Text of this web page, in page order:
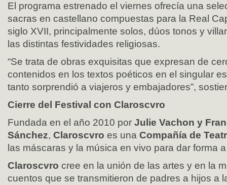
El programa estrenado el viernes ofrecía una
sacras en castellano compuestas para la Real
siglo XVII, principalmente solos, dúos tonos y
las distintas festividades religiosas.
“Se trata de obras exquisitas que expresan de
contenidos en los textos poéticos en el singular
tanto sorprendió a viajeros y embajadores”,
Cierre del Festival con Claroscvro
Fundada en el año 2010 por Julie Vachon y
Sánchez, Claroscvro es una Compañía de
las máscaras y la música en vivo para dar forma
Claroscvro cree en la unión de las artes y en la
cuentos que se transmitieron de padres a hijos a